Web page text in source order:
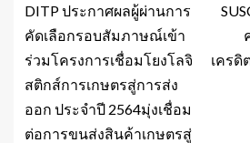
DITP ประกาศผลผู้ผ่านการ
คัดเลือกรอบสัมภาษณ์เข้า
ร่วมโครงการเชื่อมโยงโลจิ
สติกส์การเกษตรสู่การส่ง
ออก ประจำปี 2564มุ่งเชื่อม
ต่อการขนส่งสินค้าเกษตรสู่
เครดิ